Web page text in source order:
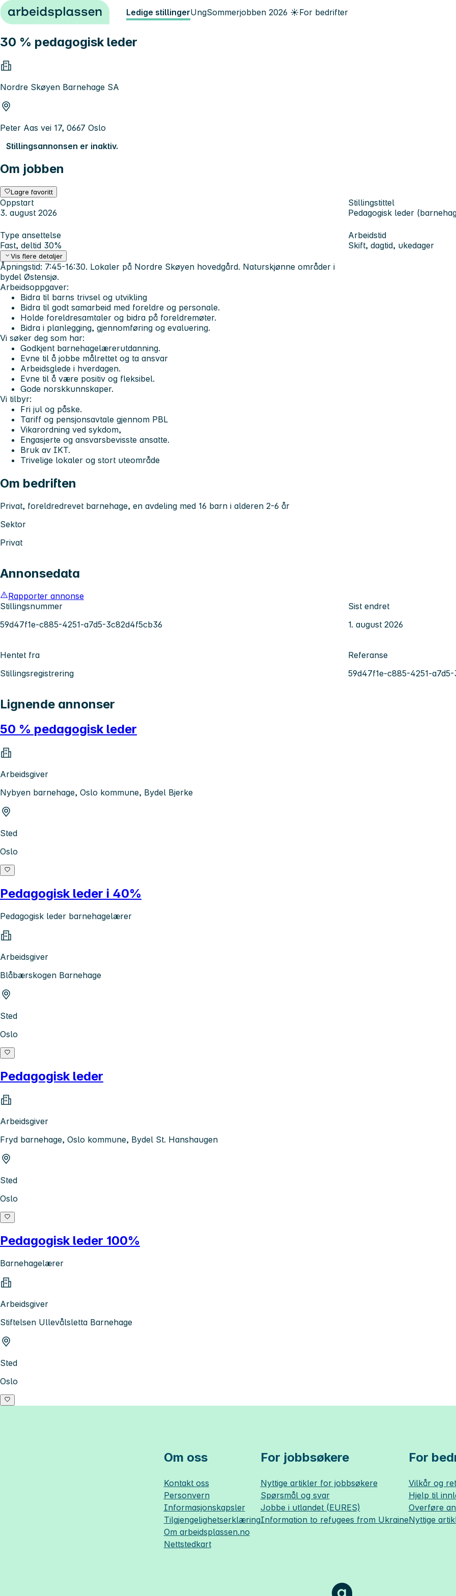
Hopp til innhold Ledige stillingerUngSommerjobben 2026 ☀️For bedrifter
30 % pedagogisk leder
Nordre Skøyen Barnehage SA
Peter Aas vei 17, 0667 Oslo
Stillingsannonsen er inaktiv.
Om jobben
Lagre favoritt
Oppstart
3. august 2026
Stillingstittel
Pedagogisk leder
Type ansettelse
Fast, deltid 30%
Arbeidstid
Skift, dagtid, ukedager
Vis flere detaljer
Åpningstid: 7:45-16:30. Lokaler på Nordre Skøyen hovedgård. Naturskjønne områder i
bydel Østensjø.
Arbeidsoppgaver:
Bidra til barns trivsel og utvikling
Bidra til godt samarbeid med foreldre og personale.
Holde foreldresamtaler og bidra på foreldremøter.
Bidra i planlegging, gjennomføring og evaluering.
Vi søker deg som har:
Godkjent barnehagelærerutdanning.
Evne til å jobbe målrettet og ta ansvar
Arbeidsglede i hverdagen.
Evne til å være positiv og fleksibel.
Gode norskkunnskaper.
Vi tilbyr:
Fri jul og påske.
Tariff og pensjonsavtale gjennom PBL
Vikarordning ved sykdom,
Engasjerte og ansvarsbevisste ansatte.
Bruk av IKT.
Trivelige lokaler og stort uteområde
Om bedriften
Privat, foreldredrevet barnehage, en avdeling med 16 barn i alderen 2-6 år
Sektor
Privat
Annonsedata
Rapporter annonse
Stillingsnummer
59d47f1e-c885-4251-a7d5-3c82d4f5cb36
Sist endret
1. august 2026
Hentet fra
Stillingsregistrering
Referanse
59d47f1e-c885-4251-
Lignende annonser
50 % pedagogisk leder
Arbeidsgiver
Nybyen barnehage, Oslo kommune, Bydel Bjerke
Sted
Oslo
Pedagogisk leder i 40%
Pedagogisk leder barnehagelærer
Arbeidsgiver
Blåbærskogen Barnehage
Sted
Oslo
Pedagogisk leder
Arbeidsgiver
Fryd barnehage, Oslo kommune, Bydel St. Hanshaugen
Sted
Oslo
Pedagogisk leder 100%
Barnehagelærer
Arbeidsgiver
Stiftelsen Ullevålsletta Barnehage
Sted
Oslo
Om oss
Kontakt oss
Personvern
Informasjonskapsler
Tilgjengelighetserklæring
Om arbeidsplassen.no
Nettstedkart
For jobbsøkere
Nyttige artikler for jobbsøkere
Spørsmål og svar
Jobbe i utlandet (EURES)
Information to refugees from Ukraine
For
Vilkår og
Hjelp til
Overføre
Nyttige